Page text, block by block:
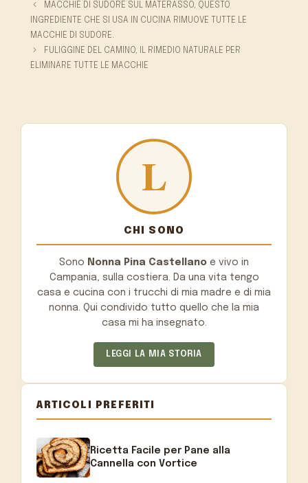
MACCHIE DI SUDORE SUL MATERASSO, QUESTO
INGREDIENTE CHE SI USA IN CUCINA RIMUOVE TUTTE LE
MACCHIE DI SUDORE.
FULIGGINE DEL CAMINO, IL RIMEDIO NATURALE PER
ELIMINARE TUTTE LE MACCHIE
CHI SONO
Sono Nonna Pina Castellano e vivo in
Campania, sulla costiera. Da una vita tengo
casa e cucina con i trucchi di mia madre e di mia
nonna. Qui condivido tutto quello che la mia
casa mi ha insegnato.
LEGGI LA MIA STORIA
ARTICOLI PREFERITI
Ricetta Facile per Pane alla
Cannella con Vortice